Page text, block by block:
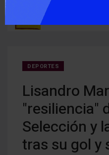
DEPORTES
Lisandro
"resiliencia"
Selección y
tras su gol y